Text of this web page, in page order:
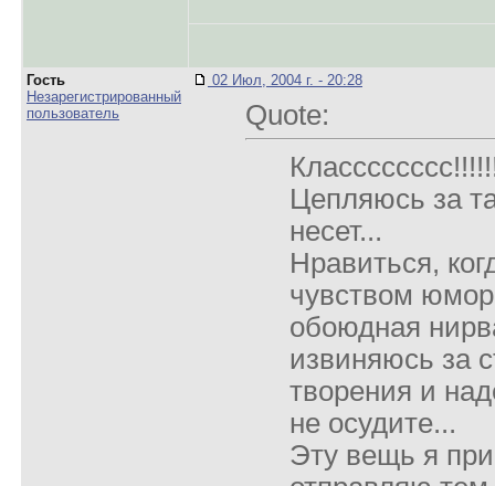
Гость
Незарегистрированный
пользователь
02 Июл, 2004 г. - 20:28
Quote:
Цепляюсь за
несет...
Нравиться,
чувством
обоюдная
извиняюсь за
творения и
не осудите...
Эту вещь я